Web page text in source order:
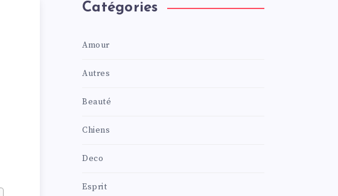
Catégories
Amour
Autres
Beauté
Chiens
Deco
Esprit